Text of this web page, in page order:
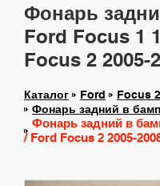
Фонарь
Ford Focus 1
Focus 2 2005-
Каталог Ford Focus
Фонарь задний в
Фонарь задний в
/ Ford Focus 2 2005-